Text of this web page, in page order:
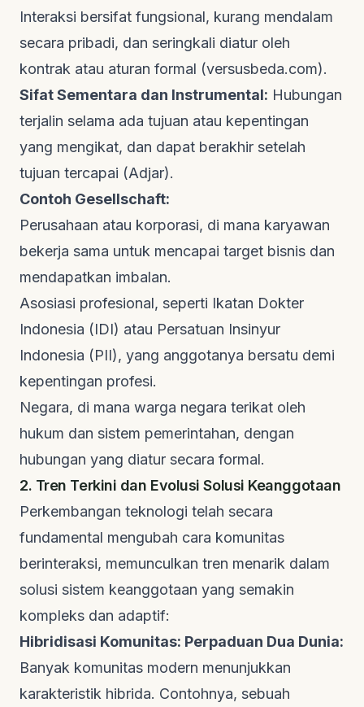
Interaksi bersifat fungsional, kurang mendalam
secara pribadi, dan seringkali diatur oleh
kontrak atau aturan formal (versusbeda.com).
Sifat Sementara dan Instrumental: Hubungan
terjalin selama ada tujuan atau kepentingan
yang mengikat, dan dapat berakhir setelah
tujuan tercapai (Adjar).
Contoh Gesellschaft:
Perusahaan atau korporasi, di mana karyawan
bekerja sama untuk mencapai target bisnis dan
mendapatkan imbalan.
Asosiasi profesional, seperti Ikatan Dokter
Indonesia (IDI) atau Persatuan Insinyur
Indonesia (PII), yang anggotanya bersatu demi
kepentingan profesi.
Negara, di mana warga negara terikat oleh
hukum dan sistem pemerintahan, dengan
hubungan yang diatur secara formal.
2. Tren Terkini dan Evolusi Solusi Keanggotaan
Perkembangan teknologi telah secara
fundamental mengubah cara komunitas
berinteraksi, memunculkan tren menarik dalam
solusi sistem keanggotaan yang semakin
kompleks dan adaptif:
Hibridisasi Komunitas: Perpaduan Dua Dunia:
Banyak komunitas modern menunjukkan
karakteristik hibrida. Contohnya, sebuah